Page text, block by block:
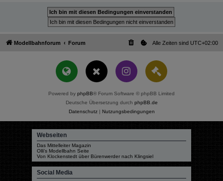
Modellbahnforum Forum Alle Zeiten sind UTC+02:00
Powered by phpBB® Forum Software © phpBB Limited
Deutsche Übersetzung durch phpBB.de
Datenschutz| Nutzungsbedingungen
Webseiten
Das Mittelleiter Magazin
Olli's Modellbahn Seite
Von Klockenstedt über Bürenwerder nach Klingsiel
Social Media